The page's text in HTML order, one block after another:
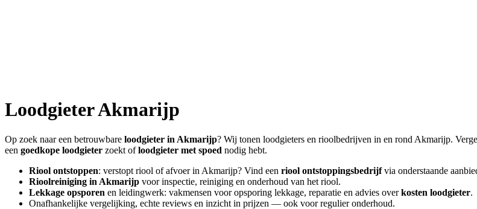
LoodgieterAkmarijp
Op zoek naar een betrouwbare loodgieter in Akmarijp? Wij tonen loodgieters en rioolbedrijven in en rond Akmarijp.
een goedkope loodgieter zoekt ofloodgieter met spoed nodig hebt.
Riool ontstoppen: verstopt riool of afvoer in Akmarijp? Vind een riool ontstoppingsbedrijfvia onderstaande
Rioolreiniging in Akmarijp voor inspectie, reiniging en onderhoud van het riool.
Lekkage opsporen en leidingwerk: vakmensen voor opsporing lekkage, reparatie en advies overkosten loodgieter.
Onafhankelijke vergelijking, echte reviews en inzicht in prijzen — ook voor regulier onderhoud.